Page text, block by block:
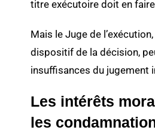
titre exécutoire doit en
Mais le Juge de
dispositif de la décision,
insuffisances du jugement
Les intérêts
les